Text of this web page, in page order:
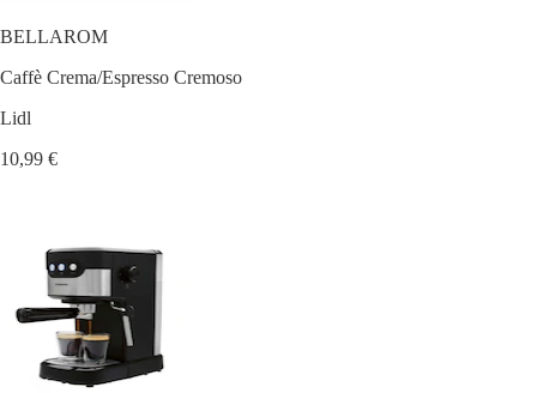
BELLAROM
Caffè Crema/Espresso Cremoso
Lidl
10,99 €